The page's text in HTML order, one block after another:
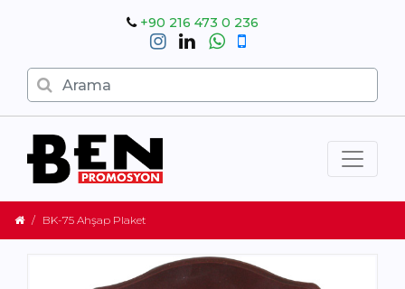
+90 216 473 0 236
BK-75 Ahşap Plaket